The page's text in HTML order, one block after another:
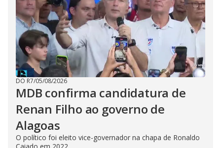
DO R7/05/08/2026
MDB confirma candidatura de
Renan Filho ao governo de
Alagoas
O político foi eleito vice-governador na chapa de Ronaldo